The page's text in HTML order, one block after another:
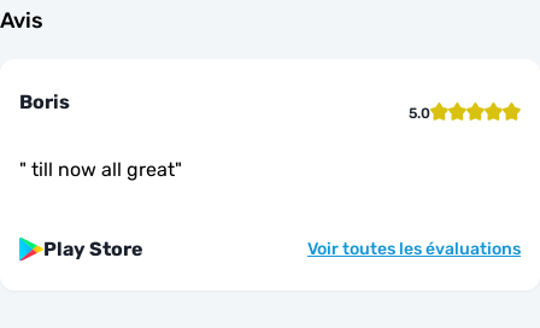
Avis
Boris 5.0
" till now all great"
Play Store Voir toutes les évaluations